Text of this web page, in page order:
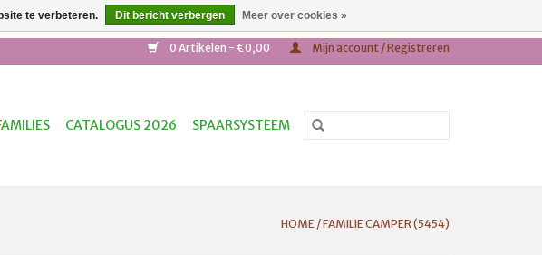
0 Artikelen - €0,00 Mijn account / Registreren
CATALOGUS 2026 SPAARSYSTEEM
HOME /FAMILIE CAMPER (5454)
te verbeteren. Dit bericht verbergen Meer over cookies »
vanaf €50,- * Tel: +31(0)652687624